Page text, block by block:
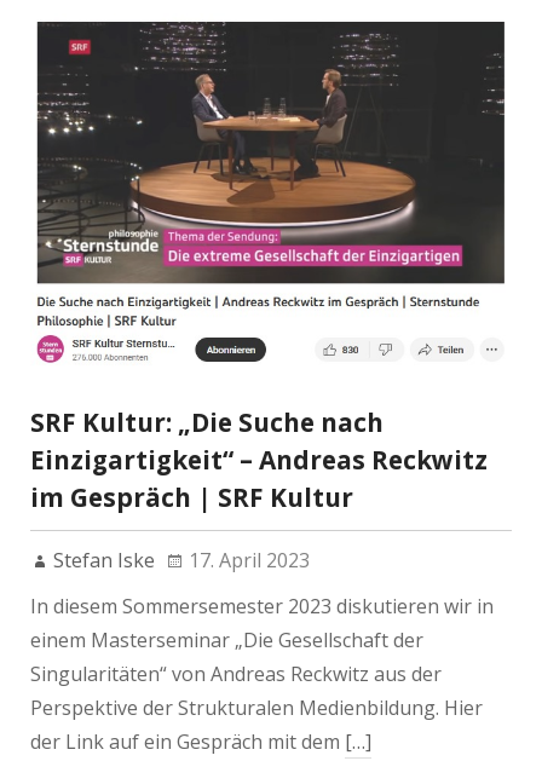
SRF Kultur: „Die Suche nach
Einzigartigkeit“ – Andreas Reckwitz
im Gespräch | SRF Kultur
Stefan Iske
17. April 2023
In diesem Sommersemester 2023 diskutieren wir in
einem Masterseminar „Die Gesellschaft der
Singularitäten“ von Andreas Reckwitz aus der
Perspektive der Strukturalen Medienbildung. Hier
der Link auf ein Gespräch mit dem […]